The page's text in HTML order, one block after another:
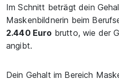
Im Schnitt beträgt dein
Maskenbildnerin beim
2.440 Euro brutto, wie der
angibt.
Dein Gehalt im Bereich